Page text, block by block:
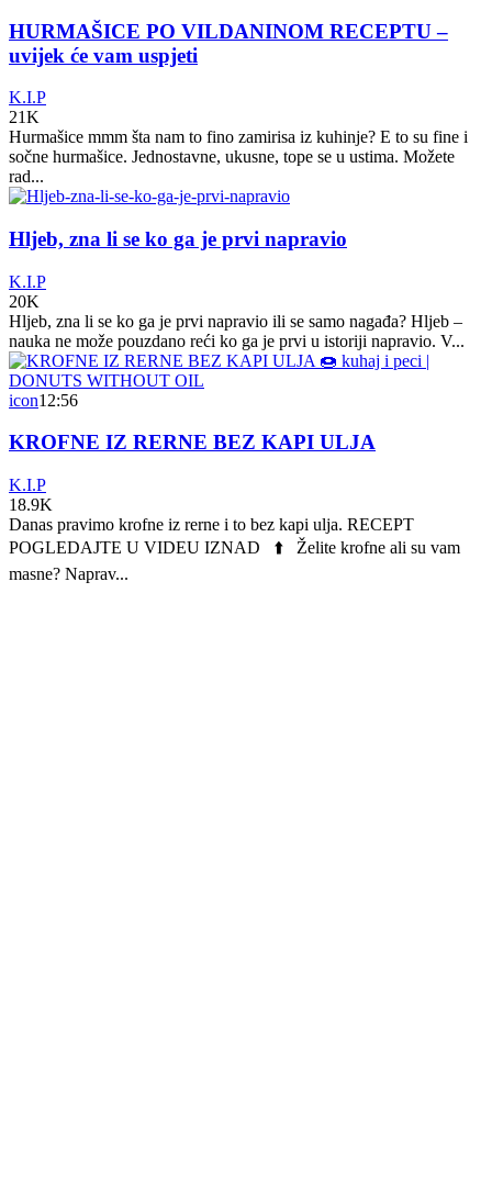
HURMAŠICE PO VILDANINOM RECEPTU –
uvijek će vam uspjeti
K.I.P
21K
Hurmašice mmm šta nam to fino zamirisa iz kuhinje? E to su fine i
sočne hurmašice. Jednostavne, ukusne, tope se u ustima. Možete
rad...
Hljeb, zna li se ko ga je prvi napravio
K.I.P
20K
Hljeb, zna li se ko ga je prvi napravio ili se samo nagađa? Hljeb –
nauka ne može pouzdano reći ko ga je prvi u istoriji napravio. V...
icon12:56
KROFNE IZ RERNE BEZ KAPI ULJA
K.I.P
18.9K
Danas pravimo krofne iz rerne i to bez kapi ulja. RECEPT
POGLEDAJTE U VIDEU IZNAD ⬆️ Želite krofne ali su vam
masne? Naprav...